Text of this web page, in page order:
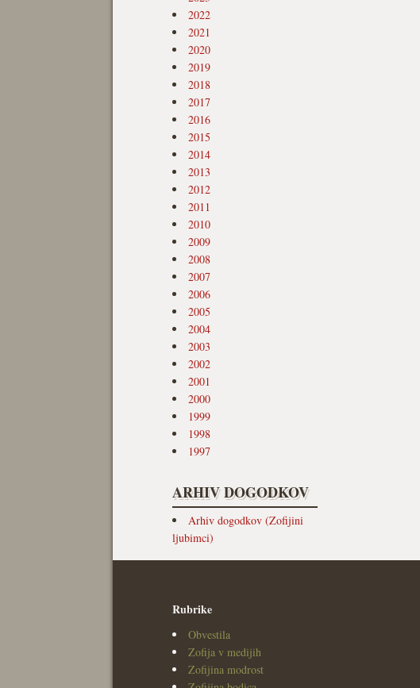
2022
2021
2020
2019
2018
2017
2016
2015
2014
2013
2012
2011
2010
2009
2008
2007
2006
2005
2004
2003
2002
2001
2000
1999
1998
1997
ARHIV DOGODKOV
Arhiv dogodkov (Zofijini
ljubimci)
Rubrike
Obvestila
Zofija v medijih
Zofijina modrost